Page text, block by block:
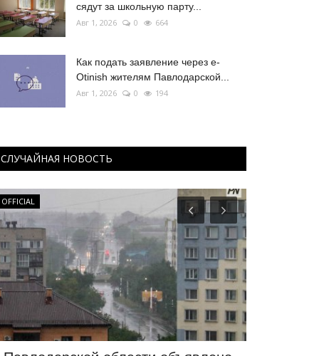
сядут за школьную парту...
Авг 1, 2026 0 664
Как подать заявление через e-
Otinish жителям Павлодарской...
Авг 1, 2026 0 194
СЛУЧАЙНАЯ НОВОСТЬ
OFFICIAL